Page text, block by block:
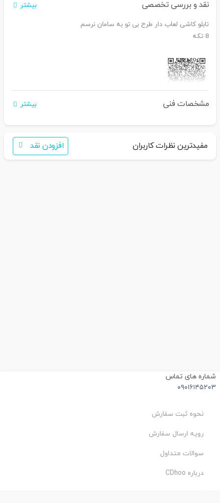
نقد و بررسی تخصصی بیشتر
تابلو کاشی لعاب دار طرح بی تو به سامان نرسم
8 تکه
اگر برای خرید تمایل به عضویت در سایت ندارید،
مشخصات فنی بیشتر
مفیدترین نظرات کاربران افزودن نقد
شماره های تماس
۰۹۰۱۶۱۴۵۲۰۳
نحوه ثبت سفارش
رویه ارسال سفارش
سوالات متداول
درباره CDhoo